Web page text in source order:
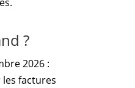
?
2026 :
factures